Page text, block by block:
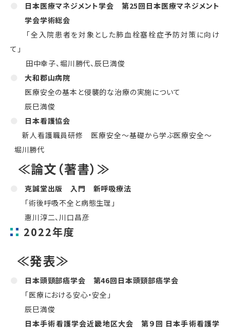
日本医療マネジメント学会 第25回日本医療マネジメント
学会学術総会
「全入院患者を対象とした肺血栓塞栓症予防対策に向け
て」
田中幸子、堀川勝代、辰巳満俊
大和郡山病院
医療安全の基本と侵襲的な治療の実施について
辰巳満俊
日本看護協会
新人看護職員研修 医療安全～基礎から学ぶ医療安全～
堀川勝代
≪論文（著書）≫
克誠堂出版 入門 新呼吸療法
「術後呼吸不全と病態生理」
惠川淳二、川口昌彦
2022年度
≪発表≫
日本頭頸部癌学会 第46回日本頭頸部癌学会
「医療における安心・安全」
辰巳満俊
日本手術看護学会近畿地区大会 第９回 日本手術看護学